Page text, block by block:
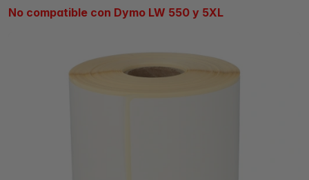
No compatible con Dymo LW 550 y 5XL